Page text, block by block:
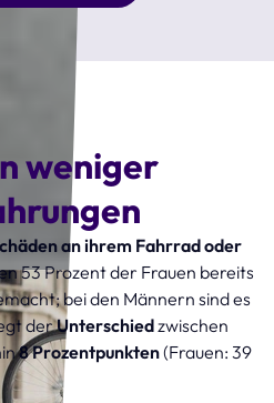
weniger
an ihrem Fahrrad oder
53 Prozent der Frauen bereits
bei den Männern sind es
derUnterschiedzwischen
8 Prozentpunkten(Frauen: 39